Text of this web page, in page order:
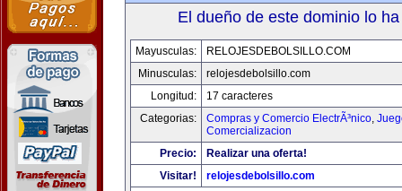
El dueño de este dominio lo
Mayusculas:
RELOJESDEBOLSILLO.COM
Minusculas:
relojesdebolsillo.com
Longitud:
17 caracteres
Categorias:
Compras y Comercio ElectrÃ³nico,
Comercializacion
Precio:
Realizar una oferta!
Visitar!
relojesdebolsillo.com